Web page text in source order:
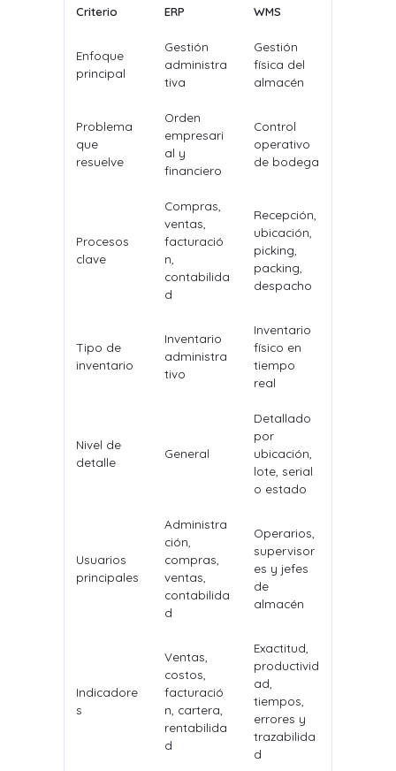
Criterio ERP WMS
Enfoque
principal
Gestión
administra
tiva
Gestión
física del
almacén
Problema
que
resuelve
Orden
empresari
al y
financiero
Control
operativo
de bodega
Procesos
clave
Compras,
ventas,
facturació
n,
contabilida
d
Recepción,
ubicación,
picking,
packing,
despacho
Tipo de
inventario
Inventario
administra
tivo
Inventario
físico en
tiempo
real
Nivel de
detalle
General
Detallado
por
ubicación,
lote, serial
o estado
Usuarios
principales
Administra
ción,
compras,
ventas,
contabilida
d
Operarios,
supervisor
es y jefes
de
almacén
Indicadore
s
Ventas,
costos,
facturació
n, cartera,
rentabilida
d
Exactitud,
productivid
ad,
tiempos,
errores y
trazabilida
d